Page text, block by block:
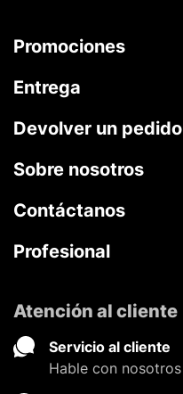
Promociones
Entrega
Devolver un pedido
Sobre nosotros
Contáctanos
Profesional
Atención al cliente
Servicio al cliente
Hable con nosotros